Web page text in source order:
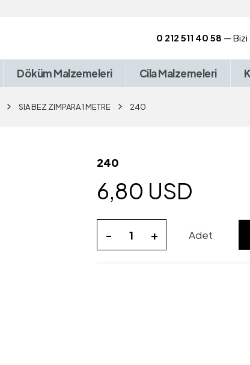
0 212 511 40 58 — Bizi
Döküm Malzemeleri Cila Malzemeleri
SIA BEZ ZIMPARA 1 METRE 240
240
6,80 USD
- + Adet